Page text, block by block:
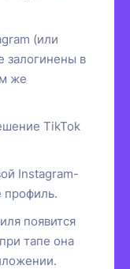
(или
залогинены в
же
TikTok
Instagram-
профиль.
появится
тапе она